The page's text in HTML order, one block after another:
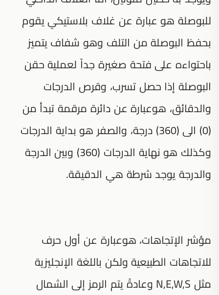
للبوصلة هو عبارة عن غلاف بلاستيكي يقوم
بحفظ البوصلة من التلف وهو شفاف يتميز
باحتواءه على فتحة صغيرة جداً لعملية حقن
البوصلة إذا حصل تسرب، وقرص الدرجات
والدقائق، هوعبارة عن دائرة مرقمة تبدأ من
(0) الى (360) درجة، والصفر هو بداية الدرجات
وكذلك هو نهاية الدرجات (360) وبين الدرجة
والدرجة يوجد شرطة هي الدقيقة.
مؤشر الإتجاهات، هوعبارة عن أول حرف
للاتجاهات الطبيعية ولكن باللغة الإنجليزية
مثل N,E,W,S وعادةً يتم الرمز إلى الشمال